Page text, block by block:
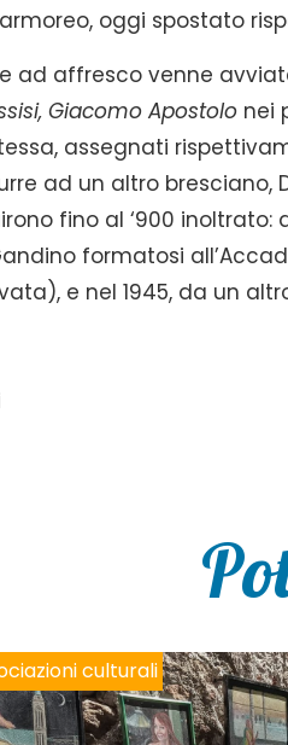
oggi spostato
ad affresco venne
Giacomo Apostolo nei
assegnati
ad un altro bresciano,
fino al ‘900 inoltrato:
formatosi
e nel 1945, da un
culturali